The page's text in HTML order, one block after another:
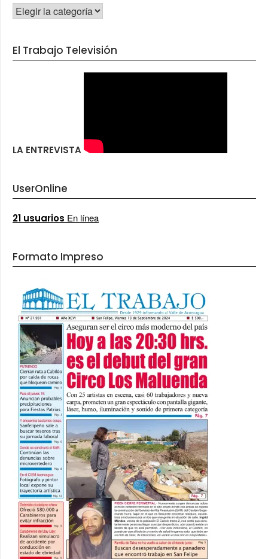
CATEGORÍAS
El Trabajo Televisión
LA ENTREVISTA
UserOnline
21 usuarios En línea
Formato Impreso